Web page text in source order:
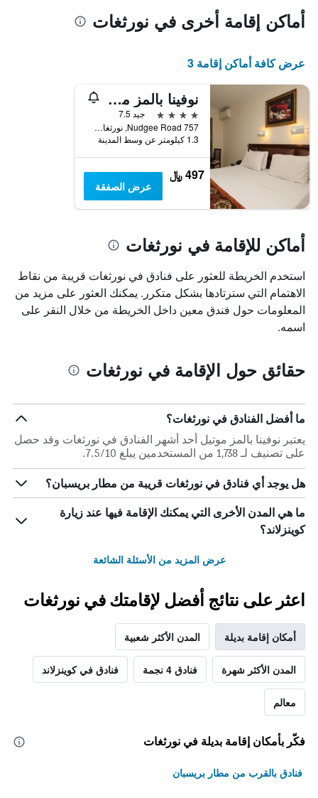
أماكن إقامة أخرى في نورثغات
عرض كافة أماكن إقامة 3
نوفينا بالمز موتيل
4 نجوم
جيد 7.5
757 Nudgee Road, نورثغات, QLD, أستراليا
1.3 كيلومتر عن وسط المدينة
497 ﷼
عرض الصفقة
أماكن للإقامة في نورثغات
استخدم الخريطة للعثور على فنادق في نورثغات قريبة من نقاط
الاهتمام التي سترتادها بشكل متكرر. يمكنك العثور على مزيد من
المعلومات حول فندق معين داخل الخريطة من خلال النقر على
اسمه.
حقائق حول الإقامة في نورثغات
ما أفضل الفنادق في نورثغات؟
يعتبر نوفينا بالمز موتيل أحد أشهر الفنادق في نورثغات وقد حصل
على تصنيف لـ 1,738 من المستخدمين يبلغ 7.5/10.
هل يوجد أي فنادق في نورثغات قريبة من مطار بريسبان؟
ما هي المدن الأخرى التي يمكنك الإقامة فيها عند زيارة
كوينزلاند؟
عرض المزيد من الأسئلة الشائعة
اعثر على نتائج أفضل لإقامتك في نورثغات
أمكان إقامة بديلة المدن الأكثر شعبية
المدن الأكثر شهرة فنادق 4 نجمة فنادق في كوينزلاند
معالم
فكّر بأمكان إقامة بديلة في نورثغات
فنادق بالقرب من مطار بريسبان